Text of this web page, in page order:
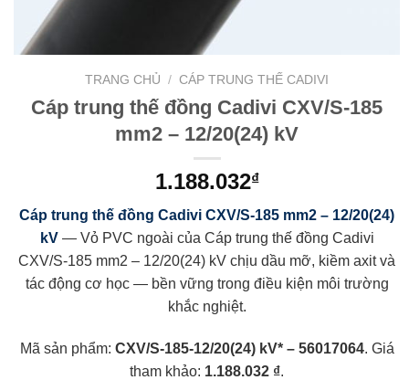
TRANG CHỦ / CÁP TRUNG THẾ CADIVI
Cáp trung thế đồng Cadivi CXV/S-185
mm2 – 12/20(24) kV
1.188.032₫
Cáp trung thế đồng Cadivi CXV/S-185 mm2 – 12/20(24)
kV— Vỏ PVC ngoài của Cáp trung thế đồng Cadivi
CXV/S-185 mm2 – 12/20(24) kV chịu dầu mỡ, kiềm axit và
tác động cơ học — bền vững trong điều kiện môi trường
khắc nghiệt.
Mã sản phẩm: CXV/S-185-12/20(24) kV* – 56017064. Giá
tham khảo: 1.188.032 ₫.